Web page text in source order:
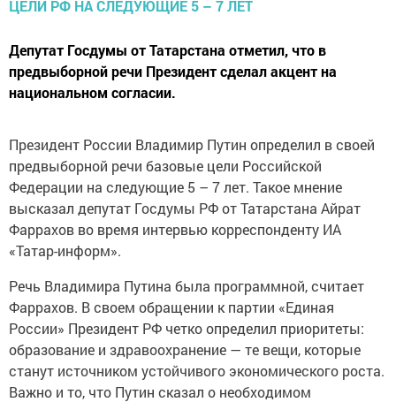
Депутат Госдумы от Татарстана отметил, что в
предвыборной речи Президент сделал акцент на
национальном согласии.
Президент России Владимир Путин определил в своей
предвыборной речи базовые цели Российской
Федерации на следующие 5 – 7 лет. Такое мнение
высказал депутат Госдумы РФ от Татарстана Айрат
Фаррахов во время интервью корреспонденту ИА
«Татар-информ».
Речь Владимира Путина была программной, считает
Фаррахов. В своем обращении к партии «Единая
России» Президент РФ четко определил приоритеты:
образование и здравоохранение — те вещи, которые
станут источником устойчивого экономического роста.
Важно и то, что Путин сказал о необходимом